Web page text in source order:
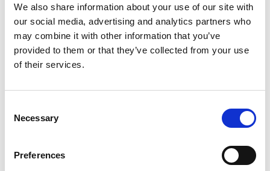
We also share information about your use of our site with
our social media, advertising and analytics partners who
may combine it with other information that you’ve
provided to them or that they’ve collected from your use
of their services.
Necessary
Preferences
Ort
Land
E-mail